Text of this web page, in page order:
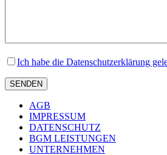
Ich habe die Datenschutzerklärung
AGB
IMPRESSUM
DATENSCHUTZ
BGM LEISTUNGEN
UNTERNEHMEN